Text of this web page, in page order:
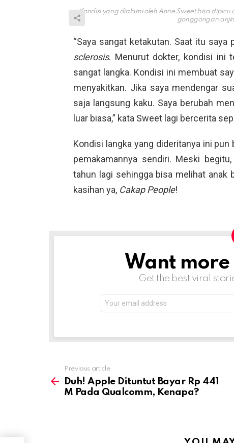
Kondisi yang dialami oleh Anne Sweet bisa dipicu
gonggongan
“Saya sangat ketakutan. Saat itu saya
sclerosis. Menurut dokter, kondisi ini
sangat langka. Kondisi ini membuat
menyakitkan. Jika saya mendengar
saja langsung kaku. Saya berubah
luar biasa,” kata Sweet lagi bercerita
Kondisi langka yang dideritanya ini
pemakamannya sendiri. Meski
tahun lagi sehingga bisa melihat anak
kasihan ya, Cakap People!
NEWSLETTERWant more
Get the best viral
address:
more
Previous article
Duh! Apple Dituntut Bayar Rp 441
M Pada Qualcomm, Kenapa?